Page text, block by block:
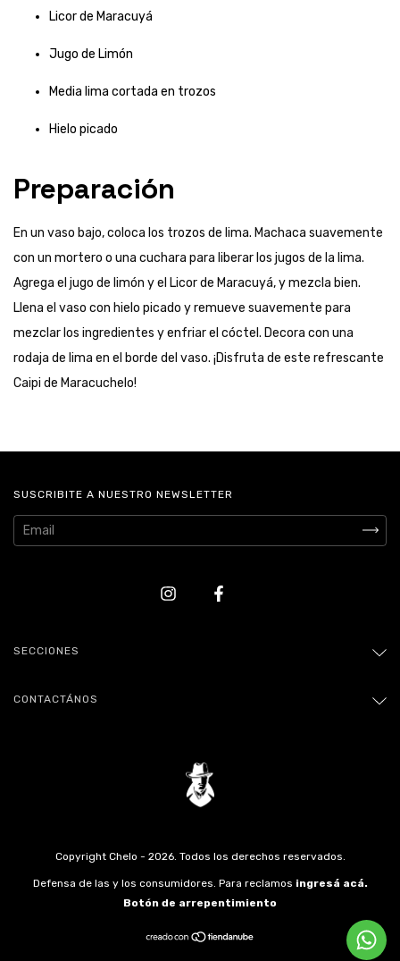
Licor de Maracuyá
Jugo de Limón
Media lima cortada en trozos
Hielo picado
Preparación
En un vaso bajo, coloca los trozos de lima. Machaca suavemente
con un mortero o una cuchara para liberar los jugos de la lima.
Agrega el jugo de limón y el Licor de Maracuyá, y mezcla bien.
Llena el vaso con hielo picado y remueve suavemente para
mezclar los ingredientes y enfriar el cóctel. Decora con una
rodaja de lima en el borde del vaso. ¡Disfruta de este refrescante
Caipi de Maracuchelo!
SUSCRIBITE A NUESTRO NEWSLETTER
SECCIONES
CONTACTÁNOS
Copyright Chelo - 2026. Todos los derechos reservados.
Defensa de las y los consumidores. Para reclamos ingresá acá.
Botón de arrepentimiento